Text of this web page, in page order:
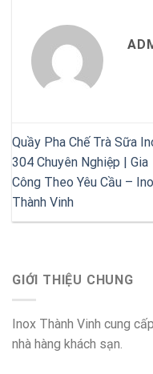
Quầy Pha Chế Trà Sữa
304 Chuyên Nghiệp | Gia
Công Theo Yêu Cầu –
Thành Vinh
GIỚI THIỆU CHUNG
Inox Thành Vinh cung
nhà hàng khách sạn.